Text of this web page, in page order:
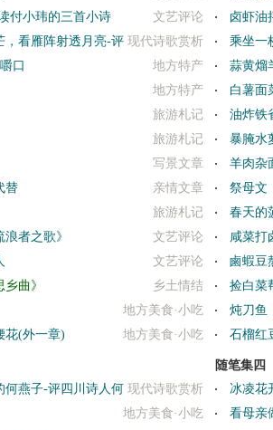
文艺评论
付小玮的三首小诗
现代诗歌赏析
，看雁阵射透月亮-评
诗
地方特产
口
地方特产
旅游札记
旅游札记
写景文章
亲情文章
替
旅游札记
文艺评论
者之歌》
文艺评论
乡土情结
曲》
地方美食·小吃
地方美食·小吃
花(外一章)
卤虾油
乘坐一
蒜黄熘
白薯面
油炸铁
暴腌水
羊肉杂
祭母文
春天的
咸菜打
鹵蝦豆
捡白菜
炖刀鱼
石榴红
现代诗歌赏析
何燕子-评四川诗人何
地方美食·小吃
随笔集四
冰凌花
看母亲